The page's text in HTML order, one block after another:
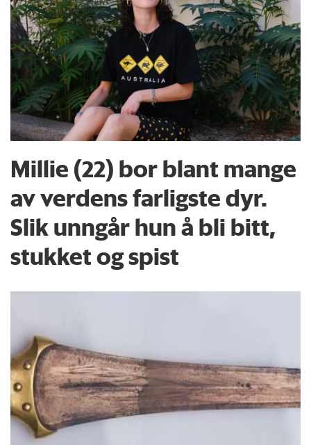
Millie (22) bor blant mange
av verdens farligste dyr.
Slik unngår hun å bli bitt,
stukket og spist